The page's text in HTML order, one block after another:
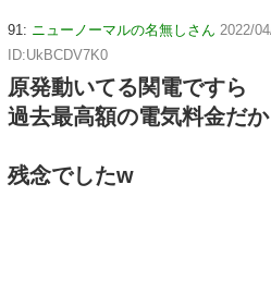
91: ニューノーマルの名無しさん 2022/
ID:UkBCDV7K0
原発動いてる関電ですら
過去最高額の電気料金だ
残念でしたw